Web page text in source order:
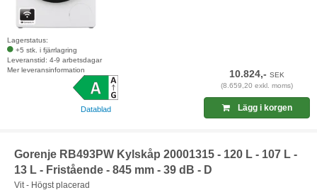
Lagerstatus:
+5 stk. i fjärrlagring
Leveranstid: 4-9 arbetsdagar
Mer leveransinformation
Datablad
10.824,-SEK
(8.659,20 exkl. moms)
Lägg i korgen
Gorenje RB493PW Kylskåp 20001315 - 120 L - 107 L -
13 L - Fristående - 845 mm - 39 dB - D
Vit - Högst placerad